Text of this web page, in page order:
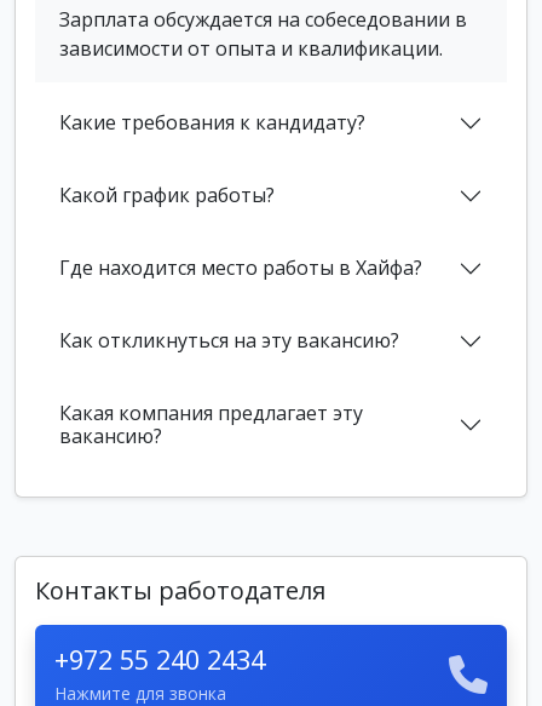
Зарплата обсуждается на собеседовании в
зависимости от опыта и квалификации.
Какие требования к кандидату?
Какой график работы?
Где находится место работы в Хайфа?
Как откликнуться на эту вакансию?
Какая компания предлагает эту
вакансию?
Контакты работодателя
+972 55 240 2434
Нажмите для звонка